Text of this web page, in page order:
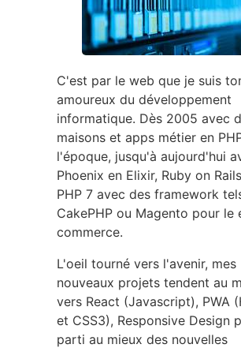
C'est par le web que je suis
amoureux du développement
informatique. Dès 2005 avec
maisons et apps métier en
l'époque, jusqu'à aujourd'hui
Phoenix en Elixir, Ruby on
PHP 7 avec des framework
CakePHP ou Magento pour le
commerce.
L'oeil tourné vers l'avenir, mes
nouveaux projets tendent au
vers React (Javascript), PWA
et CSS3), Responsive Design
parti au mieux des nouvelles